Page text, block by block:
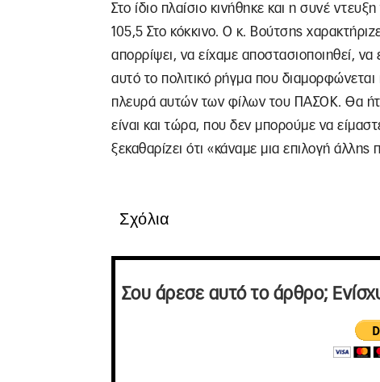
Στο ίδιο πλαίσιο κινήθηκε και η συνέ
105,5 Στο κόκκινο. Ο κ. Βούτσης
απορρίψει, να είχαμε αποστασιοποιηθεί, να
αυτό το πολιτικό ρήγμα που
πλευρά αυτών των φίλων του ΠΑΣΟΚ. Θα
είναι και τώρα, που δεν μπορούμε να
ξεκαθαρίζει ότι «κάναμε μια επιλογή άλλης
Σχόλια
Σου άρεσε αυτό το άρθρο;